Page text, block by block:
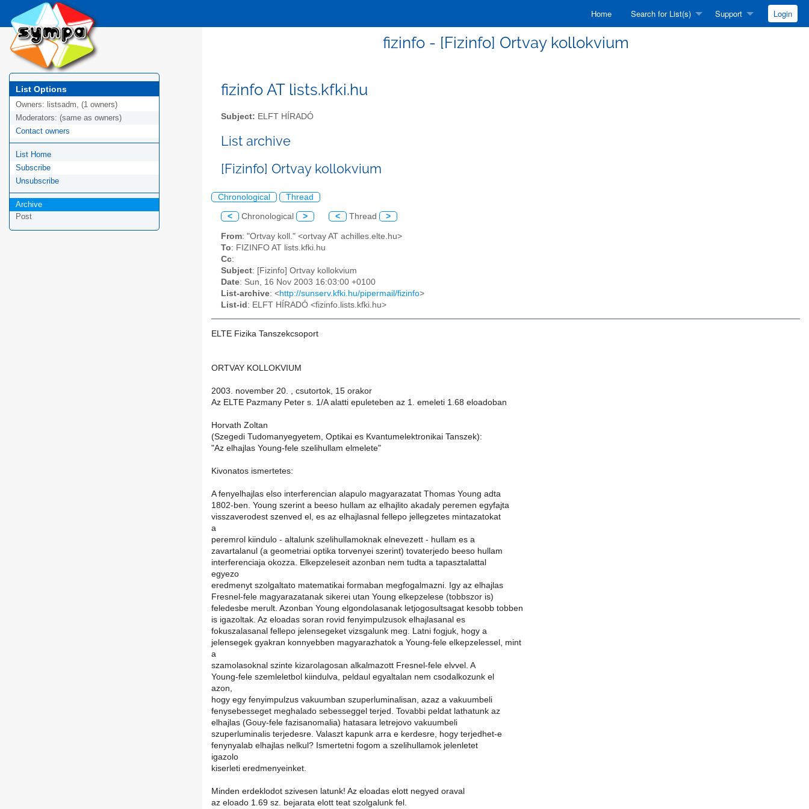
Home Search for List(s) Support Login
fizinfo - [Fizinfo] Ortvay kollokvium
List Options
Owners: listsadm, (1 owners)
Moderators: (same as owners)
Contact owners
List Home
Subscribe
Unsubscribe
Archive
Post
fizinfo AT lists.kfki.hu
Subject: ELFT HÍRADÓ
List archive
[Fizinfo] Ortvay kollokvium
Chronological Thread
< Chronological > < Thread >
From: "Ortvay koll." <ortvay AT achilles.elte.hu>
To: FIZINFO AT lists.kfki.hu
Cc:
Subject: [Fizinfo] Ortvay kollokvium
Date: Sun, 16 Nov 2003 16:03:00 +0100
List-archive: <http://sunserv.kfki.hu/pipermail/fizinfo>
List-id : ELFT HÍRADÓ <fizinfo.lists.kfki.hu>
ELTE Fizika Tanszekcsoport
ORTVAY KOLLOKVIUM
2003. november 20. , csutortok, 15 orakor
Az ELTE Pazmany Peter s. 1/A alatti epuleteben az 1. emeleti 1.68 eloadoban
Horvath Zoltan
(Szegedi Tudomanyegyetem, Optikai es Kvantumelektronikai Tanszek):
"Az elhajlas Young-fele szelihullam elmelete"
Kivonatos ismertetes:
A fenyelhajlas elso interferencian alapulo magyarazatat Thomas Young adta
1802-ben. Young szerint a beeso hullam az elhajlito akadaly peremen egyfajta
visszaverodest szenved el, es az elhajlasnal fellepo jellegzetes mintazatokat
a
peremrol kiindulo - altalunk szelihullamoknak elnevezett - hullam es a
zavartalanul (a geometriai optika torvenyei szerint) tovaterjedo beeso hullam
interferenciaja okozza. Elkepzeleseit azonban nem tudta a tapasztalattal
egyezo
eredmenyt szolgaltato matematikai formaban megfogalmazni. Igy az elhajlas
Fresnel-fele magyarazatanak sikerei utan Young elkepzelese (tobbszor is)
feledesbe merult. Azonban Young elgondolasanak letjogosultsagat kesobb tobben
is igazoltak. Az eloadas soran rovid fenyimpulzusok elhajlasanal es
fokuszalasanal fellepo jelensegeket vizsgalunk meg. Latni fogjuk, hogy a
jelensegek gyakran konnyebben magyarazhatok a Young-fele elkepzelessel, mint
a
szamolasoknal szinte kizarolagosan alkalmazott Fresnel-fele elvvel. A
Young-fele szemleletbol kiindulva, peldaul egyaltalan nem csodalkozunk el
azon,
hogy egy fenyimpulzus vakuumban szuperluminalisan, azaz a vakuumbeli
fenysebesseget meghalado sebesseggel terjed. Tovabbi peldat lathatunk az
elhajlas (Gouy-fele fazisanomalia) hatasara letrejovo vakuumbeli
szuperluminalis terjedesre. Valaszt kapunk arra e kerdesre, hogy terjedhet-e
fenynyalab elhajlas nelkul? Ismertetni fogom a szelihullamok jelenletet
igazolo
kiserleti eredmenyeinket.
Minden erdeklodot szivesen latunk! Az eloadas elott negyed oraval
az eloado 1.69 sz. bejarata elott teat szolgalunk fel.